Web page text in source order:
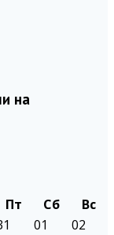
на
Пт Сб
Вс
01 02